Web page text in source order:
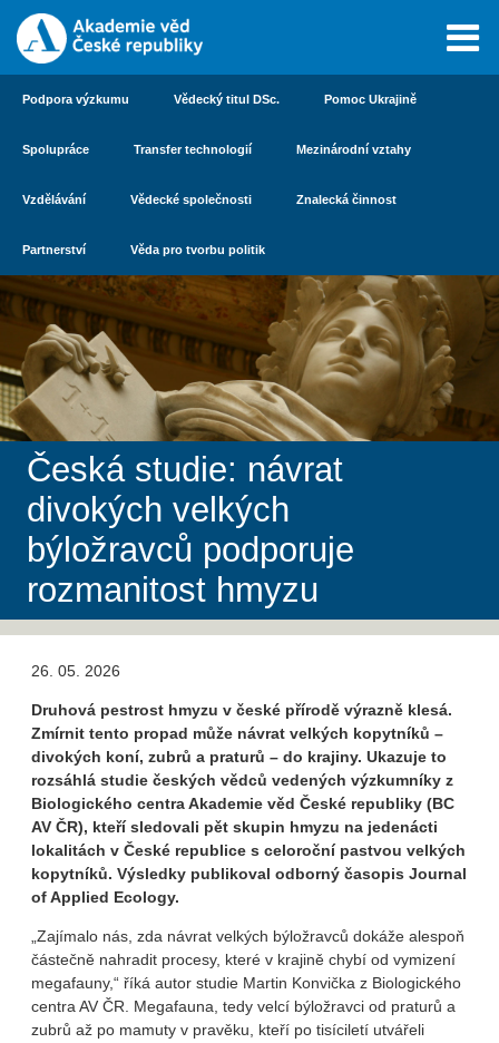
Podpora výzkumu Vědecký titul DSc. Pomoc Ukrajině
Spolupráce Transfer technologií Mezinárodní vztahy
Vzdělávání Vědecké společnosti Znalecká činnost
Partnerství Věda pro tvorbu politik
Česká studie: návrat
divokých velkých
býložravců podporuje
rozmanitost hmyzu
26. 05. 2026
Druhová pestrost hmyzu v české přírodě výrazně klesá.
Zmírnit tento propad může návrat velkých kopytníků –
divokých koní, zubrů a praturů – do krajiny. Ukazuje to
rozsáhlá studie českých vědců vedených výzkumníky z
Biologického centra Akademie věd České republiky (BC
AV ČR), kteří sledovali pět skupin hmyzu na jedenácti
lokalitách v České republice s celoroční pastvou velkých
kopytníků. Výsledky publikoval odborný časopis Journal
of Applied Ecology.
„Zajímalo nás, zda návrat velkých býložravců dokáže alespoň
částečně nahradit procesy, které v krajině chybí od vymizení
megafauny,“ říká autor studie Martin Konvička z Biologického
centra AV ČR. Megafauna, tedy velcí býložravci od praturů a
zubrů až po mamuty v pravěku, kteří po tisíciletí utvářeli